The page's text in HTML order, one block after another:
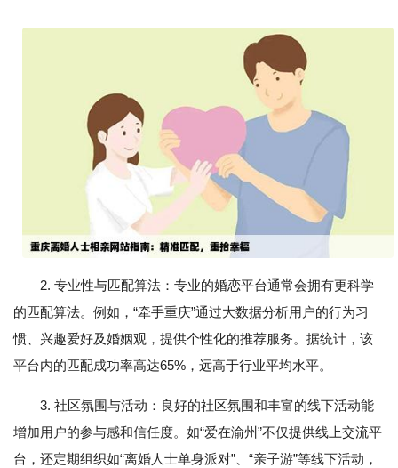
2. 专业性与匹配算法：专业的婚恋平台通常会拥有更科学
的匹配算法。例如，“牵手重庆”通过大数据分析用户的行为习
惯、兴趣爱好及婚姻观，提供个性化的推荐服务。据统计，该
平台内的匹配成功率高达65%，远高于行业平均水平。
3. 社区氛围与活动：良好的社区氛围和丰富的线下活动能
增加用户的参与感和信任度。如“爱在渝州”不仅提供线上交流平
台，还定期组织如“离婚人士单身派对”、“亲子游”等线下活动，